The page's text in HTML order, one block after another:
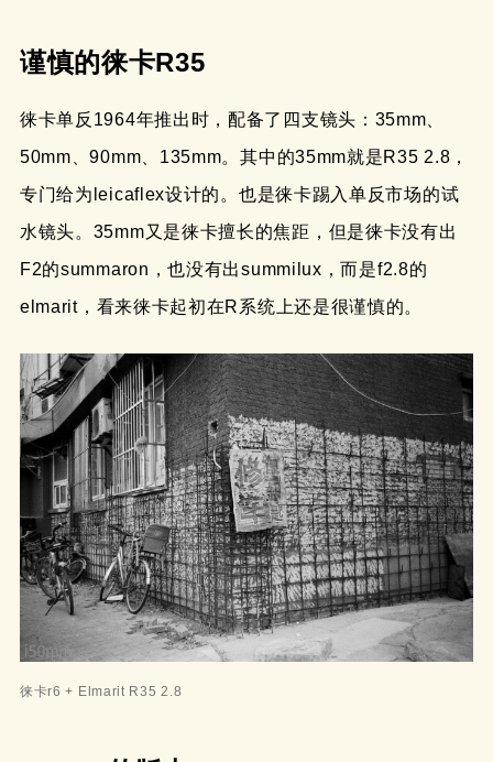
谨慎的徕卡R35
徕卡单反1964年推出时，配备了四支镜头：35mm、
50mm、90mm、135mm。其中的35mm就是R35 2.8，
专门给为leicaflex设计的。也是徕卡踢入单反市场的试
水镜头。35mm又是徕卡擅长的焦距，但是徕卡没有出
F2的summaron，也没有出summilux，而是f2.8的
elmarit，看来徕卡起初在R系统上还是很谨慎的。
徕卡r6 + Elmarit R35 2.8